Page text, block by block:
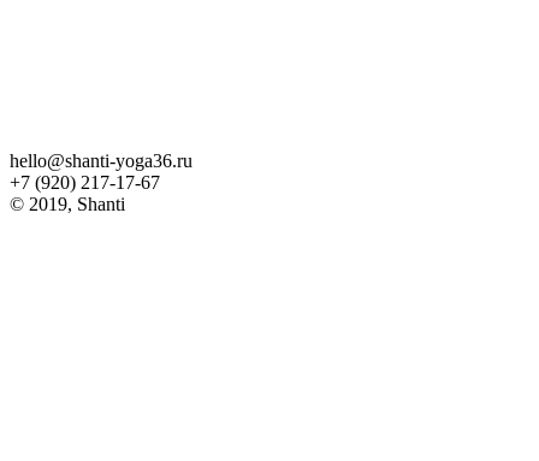
hello@shanti-yoga36.ru
+7 (920) 217-17-67
© 2019, Shanti